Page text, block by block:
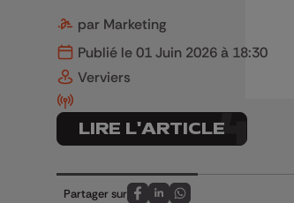
par Marketing
Publié le 01 Juin 2026 à 18:30
Verviers
LIRE L'ARTICLE
Partager sur